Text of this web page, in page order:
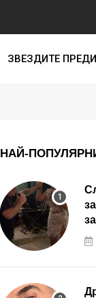
ЗВЕЗДИТЕ ПРЕДИ
НАЙ-